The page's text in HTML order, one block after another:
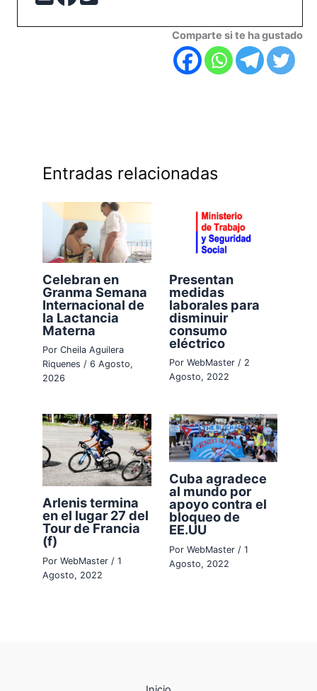
Comparte si te ha gustado
Entradas relacionadas
Celebran en
Granma Semana
Internacional de
la Lactancia
Materna
PorCheila Aguilera
Riquenes/6 Agosto,
2026
Presentan
medidas
laborales para
disminuir
consumo
eléctrico
Por WebMaster / 2
Agosto, 2022
Arlenis termina
en el lugar 27 del
Tour de Francia
(f)
PorWebMaster /1
Agosto, 2022
Cuba agradece
al mundo por
apoyo contra el
bloqueo de
EE.UU
Por WebMaster / 1
Agosto, 2022